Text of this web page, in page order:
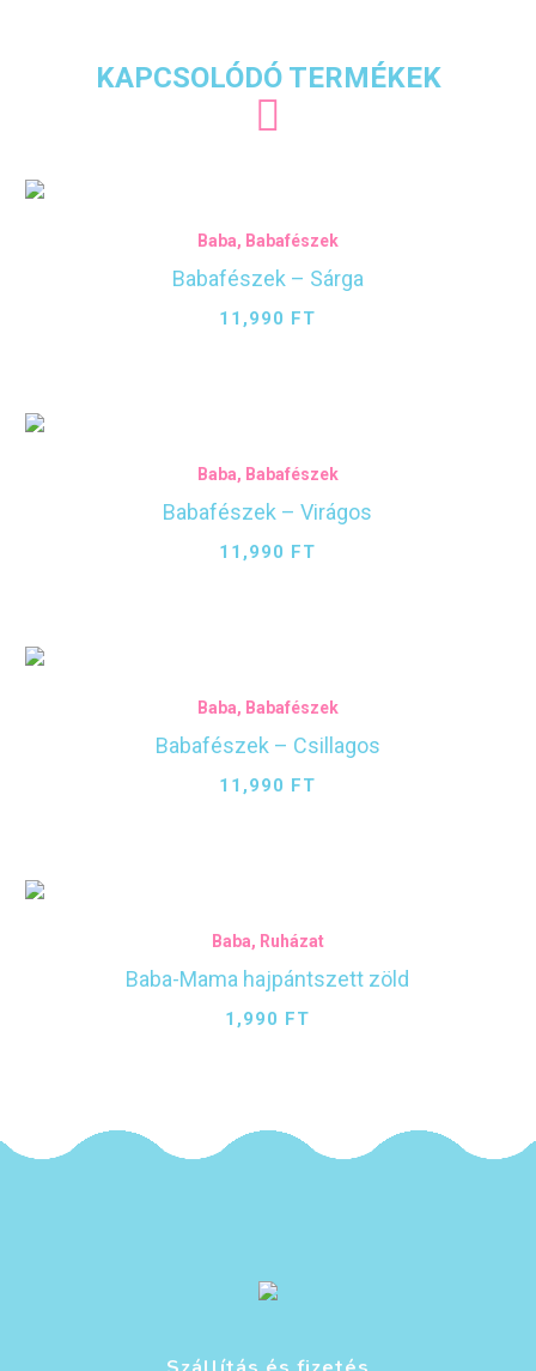
KAPCSOLÓDÓ TERMÉKEK
Baba, Babafészek
Babafészek – Sárga
11,990 FT
Baba, Babafészek
Babafészek – Virágos
11,990 FT
Baba, Babafészek
Babafészek – Csillagos
11,990 FT
Baba, Ruházat
Baba-Mama hajpántszett zöld
1,990 FT